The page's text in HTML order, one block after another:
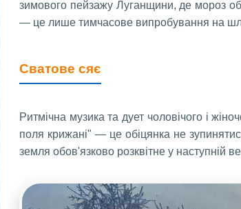
зимового пейзажу Луганщини, де мороз
— це лише тимчасове випробування на
Сватове сяє
Ритмічна музика та дует чоловічого і
поля крижані" — це обіцянка не
земля обов'язково розквітне у наступній